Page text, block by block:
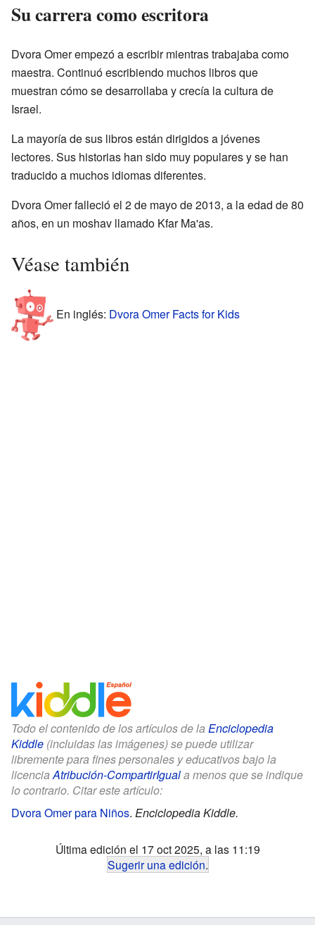
Su carrera como escritora
Dvora Omer empezó a escribir mientras trabajaba como
maestra. Continuó escribiendo muchos libros que
muestran cómo se desarrollaba y crecía la cultura de
Israel.
La mayoría de sus libros están dirigidos a jóvenes
lectores. Sus historias han sido muy populares y se han
traducido a muchos idiomas diferentes.
Dvora Omer falleció el 2 de mayo de 2013, a la edad de 80
años, en un moshav llamado Kfar Ma'as.
Véase también
En inglés: Dvora Omer Facts for Kids
Todo el contenido de los artículos de la Enciclopedia
Kiddle (incluidas las imágenes) se puede utilizar
libremente para fines personales y educativos bajo la
licenciaAtribución-CompartirIguala menos que se indique
lo contrario. Citar este artículo:
Dvora Omer para Niños. Enciclopedia Kiddle.
Última edición el 17 oct 2025, a las 11:19
Sugerir una edición.